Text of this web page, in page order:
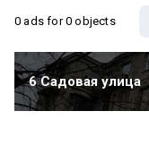
0 ads for 0 objects
6 Садовая улица